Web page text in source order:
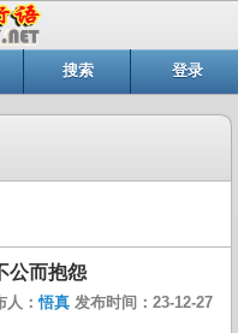
搜索 登录
公而抱怨
人：悟真 发布时间：23-12-27